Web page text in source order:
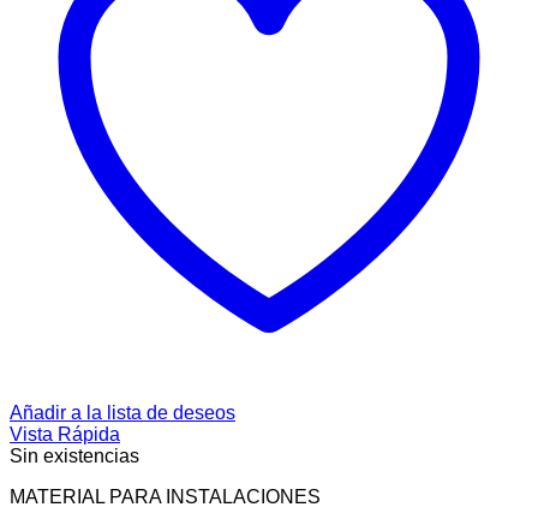
Añadir a la lista de deseos
Vista Rápida
Sin existencias
MATERIAL PARA INSTALACIONES